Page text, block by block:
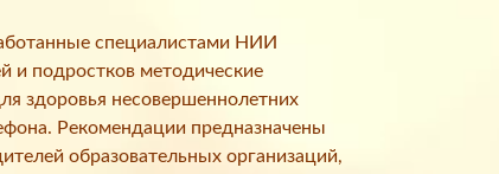
специалистами НИИ
и подростков методические
здоровья несовершеннолетних
Рекомендации предназначены
образовательных организаций,